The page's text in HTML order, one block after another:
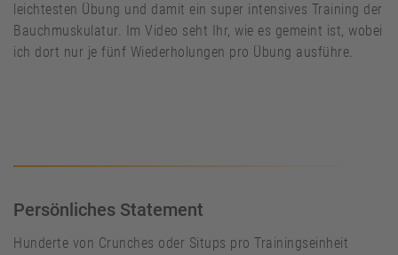
leichtesten Übung und damit ein super intensives Training der
Bauchmuskulatur. Im Video seht Ihr, wie es gemeint ist, wobei
ich dort nur je fünf Wiederholungen pro Übung ausführe.
Persönliches Statement
Hunderte von Crunches oder Situps pro Trainingseinheit